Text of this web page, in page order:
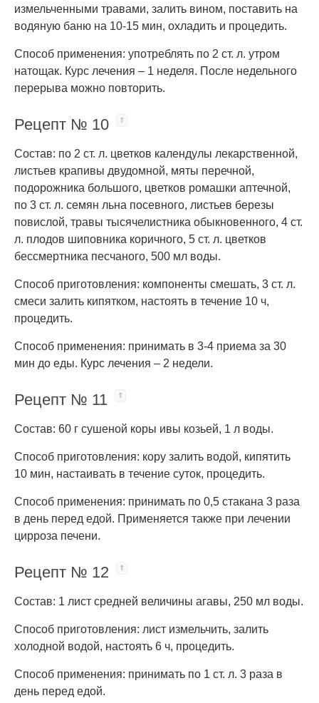
измельченными травами, залить вином, поставить на
водяную баню на 10-15 мин, охладить и процедить.
Способ применения: употреблять по 2 ст. л. утром
натощак. Курс лечения – 1 неделя. После недельного
перерыва можно повторить.
Рецепт № 10
Состав: по 2 ст. л. цветков календулы лекарственной,
листьев крапивы двудомной, мяты перечной,
подорожника большого, цветков ромашки аптечной,
по 3 ст. л. семян льна посевного, листьев березы
повислой, травы тысячелистника обыкновенного, 4 ст.
л. плодов шиповника коричного, 5 ст. л. цветков
бессмертника песчаного, 500 мл воды.
Способ приготовления: компоненты смешать, 3 ст. л.
смеси залить кипятком, настоять в течение 10 ч,
процедить.
Способ применения: принимать в 3-4 приема за 30
мин до еды. Курс лечения – 2 недели.
Рецепт № 11
Состав: 60 г сушеной коры ивы козьей, 1 л воды.
Способ приготовления: кору залить водой, кипятить
10 мин, настаивать в течение суток, процедить.
Способ применения: принимать по 0,5 стакана 3 раза
в день перед едой. Применяется также при лечении
цирроза печени.
Рецепт № 12
Состав: 1 лист средней величины агавы, 250 мл воды.
Способ приготовления: лист измельчить, залить
холодной водой, настоять 6 ч, процедить.
Способ применения: принимать по 1 ст. л. 3 раза в
день перед едой.